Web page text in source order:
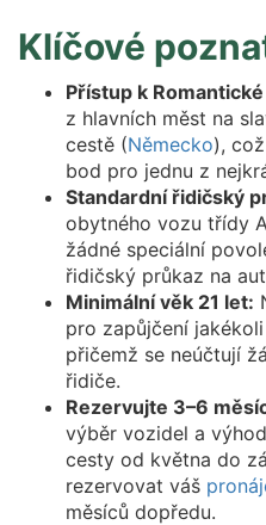
Klíčové
Přístup k
z hlavních měst na
cestě (Německo),
bod pro jednu z
Standardní řidičský
obytného vozu třídy
žádné speciální
řidičský průkaz na
Minimální věk 21 let:
pro zapůjčení
přičemž se neúčtují
řidiče.
Rezervujte 3–6
výběr vozidel a
cesty od května do
rezervovat váš
měsíců dopředu.